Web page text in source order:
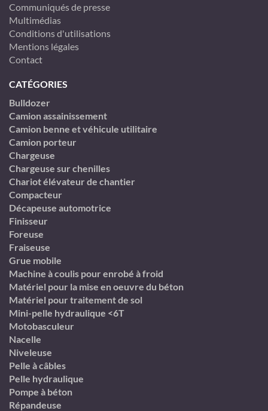
Communiqués de presse
Multimédias
Conditions d'utilisations
Mentions légales
Contact
CATÉGORIES
Bulldozer
Camion assainissement
Camion benne et véhicule utilitaire
Camion porteur
Chargeuse
Chargeuse sur chenilles
Chariot élévateur de chantier
Compacteur
Décapeuse automotrice
Finisseur
Foreuse
Fraiseuse
Grue mobile
Machine à coulis pour enrobé à froid
Matériel pour la mise en oeuvre du béton
Matériel pour traitement de sol
Mini-pelle hydraulique <6T
Motobasculeur
Nacelle
Niveleuse
Pelle à câbles
Pelle hydraulique
Pompe à béton
Répandeuse